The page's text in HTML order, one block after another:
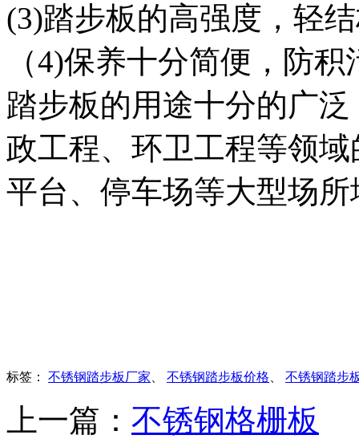
(3)踏步板的高强度，轻
（4)保养十分简便，防积
踏步板的用途十分的广
政工程、环卫工程等领
平台、停车场等大型场
标签： 不锈钢踏步板厂家、 不锈钢踏步板价格、 不锈钢踏步
上一篇： 不锈钢格栅板